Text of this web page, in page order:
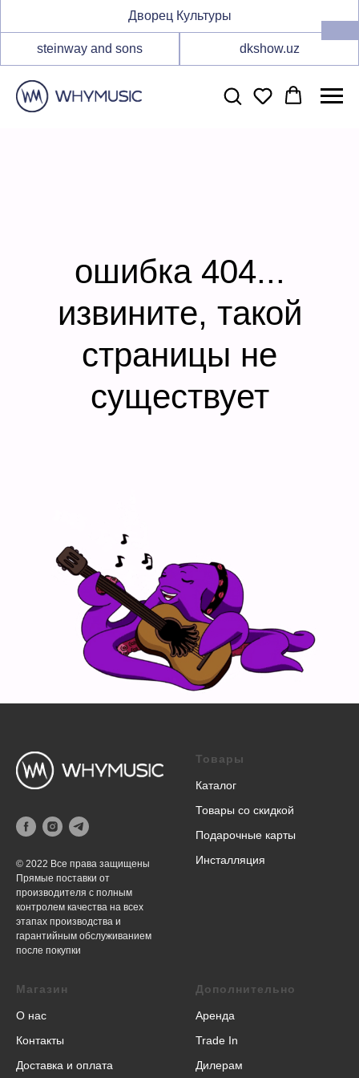
steinway and sons dkshow.uz
Дворец Культуры
ошибка 404...
извините, такой
страницы не
существует
© 2022 Все права защищены
Прямые поставки от
производителя с полным
контролем качества на всех
этапах производства и
гарантийным обслуживанием
после покупки
Товары
Каталог
Товары со скидкой
Подарочные карты
Инсталляция
Магазин
О нас
Контакты
Доставка и оплата
Дополнительно
Аренда
Trade In
Дилерам